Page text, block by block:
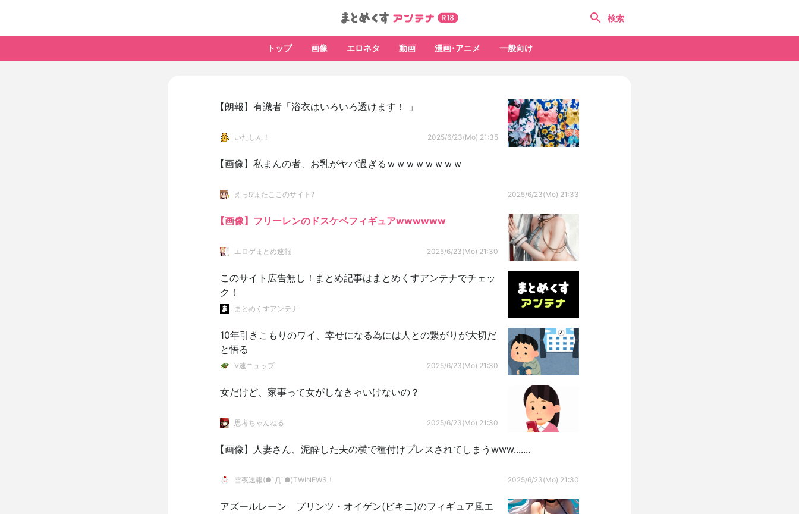
トップ 画像 エロネタ 動画 漫画･アニメ 一般向け
【朗報】有識者「浴衣はいろいろ透けます！ 」
いたしん！ 2025/6/23(Mo) 21:35
【画像】私まんの者、お乳がヤバ過ぎるｗｗｗｗｗｗｗｗ
えっ!?またここのサイト? 2025/6/23(Mo) 21:33
【画像】フリーレンのドスケベフィギュアwwwwww
エロゲまとめ速報 2025/6/23(Mo) 21:30
このサイト広告無し！まとめ記事はまとめくすアンテナでチェッ
ク！
まとめくすアンテナ
10年引きこもりのワイ、幸せになる為には人との繋がりが大切だ
と悟る
V速ニュップ 2025/6/23(Mo) 21:30
女だけど、家事って女がしなきゃいけないの？
思考ちゃんねる 2025/6/23(Mo) 21:30
【画像】人妻さん、泥酔した夫の横で種付けプレスされてしまうwww.......
雪夜速報(●ﾟДﾟ●)TWINEWS！ 2025/6/23(Mo) 21:30
アズールレーン プリンツ・オイゲン(ビキニ)のフィギュア風エ